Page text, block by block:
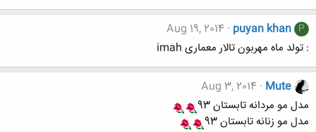
P
puyan khan
Aug 19, 2014
: تولد ماه مهربون تالار معماری imah
Mute
Aug 3, 2014
مدل مو مردانه تابستان 93
مدل مو زنانه تابستان 93